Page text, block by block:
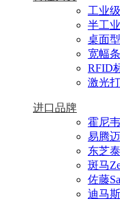
工业
半工
桌面
宽幅
RFID
激光
进口品牌
霍尼
易腾
东芝
斑马
佐藤
迪马